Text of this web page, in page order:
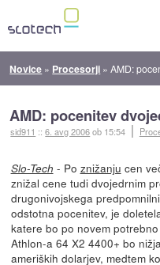
Novice » Procesorji »AMD:
AMD: pocenitev
sid911 ::6. avg 2006ob 15:54
Slo-Tech - Po znižanju cen
znižal cene tudi dvojedrnim
drugonivojskega
odstotna pocenitev, je
katere bo po novem
Athlon-a 64 X2 4400+ bo
ameriških dolarjev, medtem